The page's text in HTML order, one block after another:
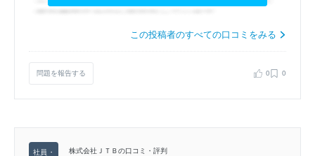
この投稿者のすべての口コミをみる
問題を報告する 0 0
株式会社ＪＴＢの口コミ・評判